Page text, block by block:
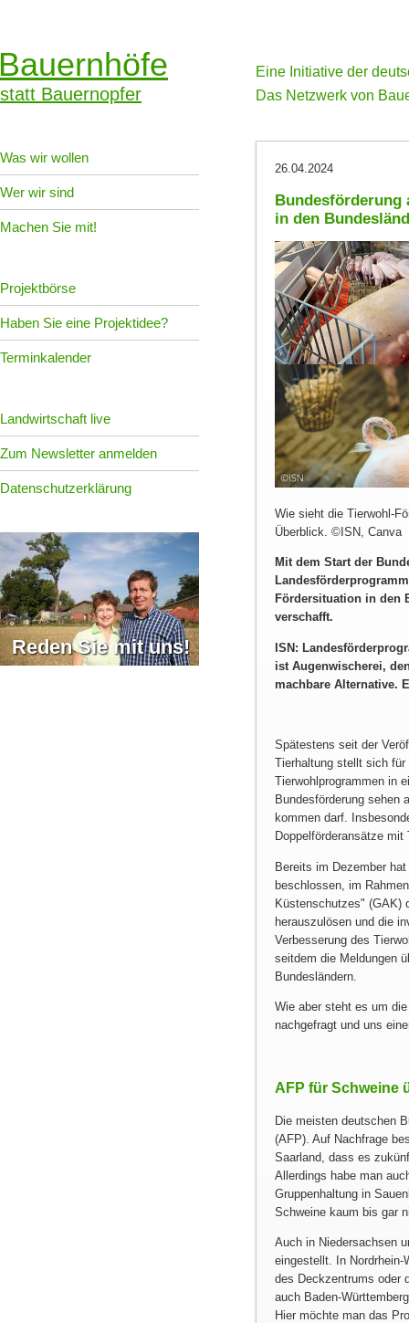
statt Bauernopfer
Eine Initiative der
Das Netzwerk von
Was wir wollen
Wer wir sind
Machen Sie mit!
Projektbörse
Haben Sie eine Projektidee?
Terminkalender
Landwirtschaft live
Zum Newsletter anmelden
Datenschutzerklärung
Reden Sie mit uns!
26.04.2024
Bundesförderung
in den
Wie sieht die Tierwohl-
Überblick. ©ISN, Canva
Mitdem Start der
Fördersituation in den
verschafft.
ISN:
ist Augenwischerei,
machbare Alternative.
Spätestens seit der
Tierhaltung stellt sich
Tierwohlprogrammen in
Bundesförderung sehen
kommen darf.
Doppelförderansätze mit
Bereits im Dezember
beschlossen, im
Küstenschutzes
(GAK)
herauszulösen und die
Verbesserung des
seitdem die Meldungen
Bundesländern.
Wie aber steht es um
nachgefragt und uns
AFP für Schweine
Die meisten deutschen
(AFP). Auf Nachfrage
Saarland, dass es
Allerdings habe man
Gruppenhaltung in
Schweine kaum bis gar
Auch in Niedersachsen
eingestellt. In Nordrhein-
des Deckzentrums oder
auch Baden-
Hier möchte man das